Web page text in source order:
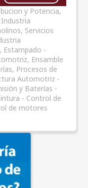
y Potencia,
Industria
, Servicios
, Estampado -
, Ensamble
, Procesos de
Automotriz -
y Baterías -
- Control de
de motores